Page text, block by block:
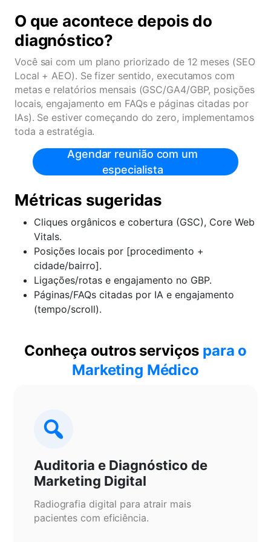
O que acontece depois do
diagnóstico?
Você sai com um plano priorizado de 12 meses (SEO
Local + AEO). Se fizer sentido, executamos com
metas e relatórios mensais (GSC/GA4/GBP, posições
locais, engajamento em FAQs e páginas citadas por
IAs). Se estiver começando do zero, implementamos
toda a estratégia.
Agendar reunião com um
especialista
Métricas sugeridas
Cliques orgânicos e cobertura (GSC), Core Web
Vitals.
Posições locais por [procedimento +
cidade/bairro].
Ligações/rotas e engajamento no GBP.
Páginas/FAQs citadas por IA e engajamento
(tempo/scroll).
Conheça outros serviços para o
Marketing Médico
Auditoria e Diagnóstico de
Marketing Digital
Radiografia digital para atrair mais
pacientes com eficiência.